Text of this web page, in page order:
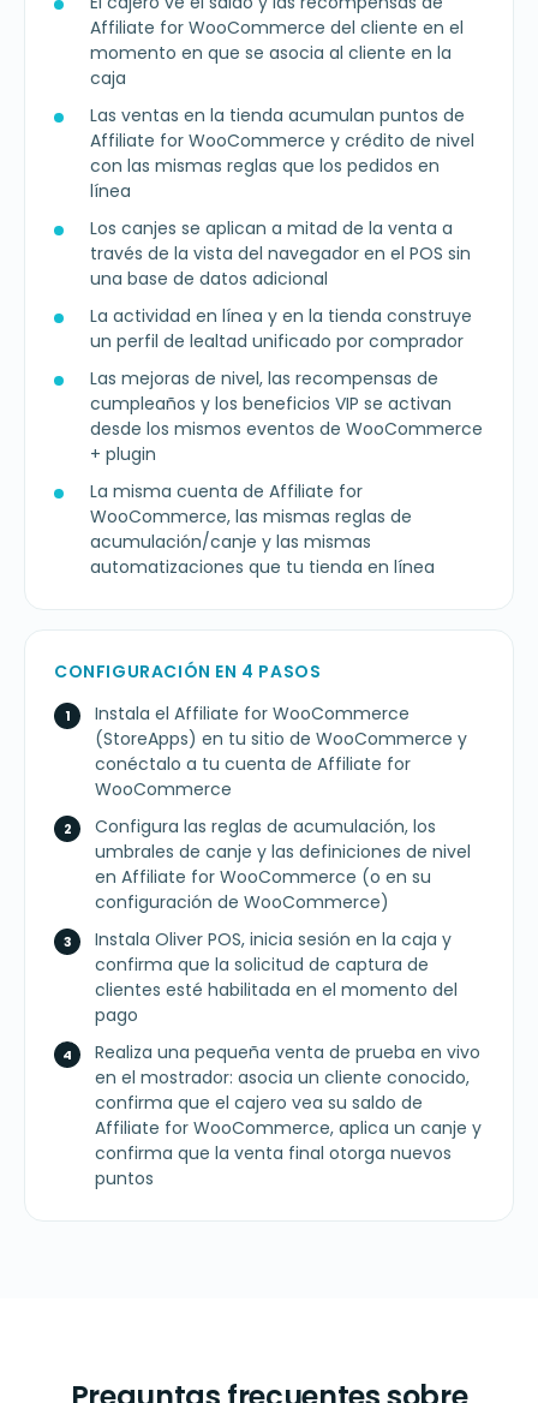
Affiliate for WooCommerce del cliente en el
momento en que se asocia al cliente en la
caja
Las ventas en la tienda acumulan puntos de
Affiliate for WooCommerce y crédito de nivel
con las mismas reglas que los pedidos en
línea
Los canjes se aplican a mitad de la venta a
través de la vista del navegador en el POS sin
una base de datos adicional
La actividad en línea y en la tienda construye
un perfil de lealtad unificado por comprador
Las mejoras de nivel, las recompensas de
cumpleaños y los beneficios VIP se activan
desde los mismos eventos de WooCommerce
+ plugin
La misma cuenta de Affiliate for
WooCommerce, las mismas reglas de
acumulación/canje y las mismas
automatizaciones que tu tienda en línea
CONFIGURACIÓN EN 4 PASOS
Instala el Affiliate for WooCommerce
(StoreApps) en tu sitio de WooCommerce y
conéctalo a tu cuenta de Affiliate for
WooCommerce
Configura las reglas de acumulación, los
umbrales de canje y las definiciones de nivel
en Affiliate for WooCommerce (o en su
configuración de WooCommerce)
Instala Oliver POS, inicia sesión en la caja y
confirma que la solicitud de captura de
clientes esté habilitada en el momento del
pago
Realiza una pequeña venta de prueba en vivo
en el mostrador: asocia un cliente conocido,
confirma que el cajero vea su saldo de
Affiliate for WooCommerce, aplica un canje y
confirma que la venta final otorga nuevos
puntos